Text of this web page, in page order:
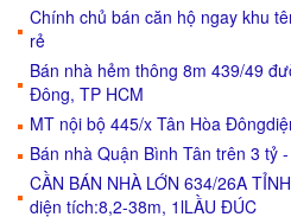
Chính chủ bán căn hộ ngay khu
rẻ
Bán nhà hẻm thông 8m 439/49
Đông, TP HCM
MT nội bộ 445/x Tân Hòa
Bán nhà Quận Bình Tân trên 3 tỷ
CẦN BÁN NHÀ LỚN 634/26A
diện tích:8,2-38m, 1lLẦU ĐÚC